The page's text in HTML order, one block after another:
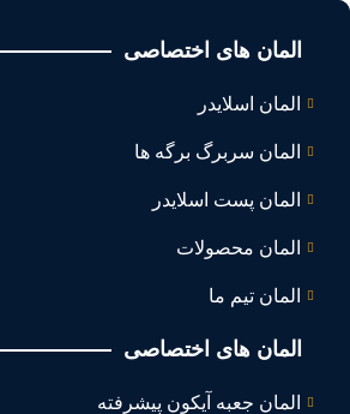
المان های اختصاصی
المان اسلایدر
المان سربرگ برگه ها
المان پست اسلایدر
المان محصولات
المان تیم ما
المان های اختصاصی
المان جعبه آیکون پیشرفته